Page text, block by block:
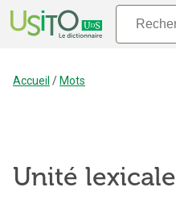
Accueil / Mots
Unité lexicale